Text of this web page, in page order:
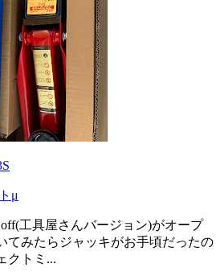
μ
工具屋さんバージョン)がオープ
てみたらジャッキがお手頃だったの
クトミ...